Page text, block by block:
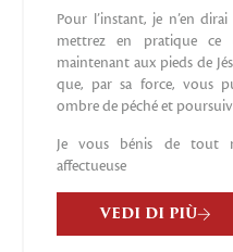
Pour l’instant, je n’en
mettrez en pratique ce
maintenant aux pieds de
que, par sa force, vous
ombre de péché et
Je vous bénis de tout
affectueuse
VEDI DI PIÙ